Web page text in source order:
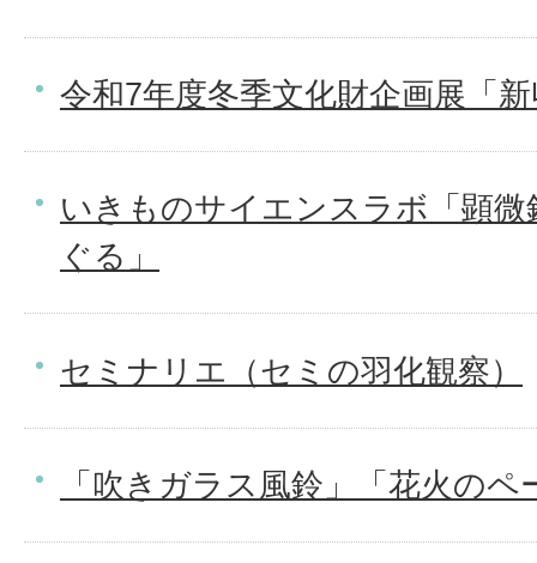
令和7年度冬季文化財企画展「
いきものサイエンスラボ「顕
ぐる」
セミナリエ（セミの羽化観察）
「吹きガラス風鈴」「花火の